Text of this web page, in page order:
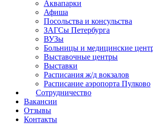
Аквапарки
Афиша
Посольства и консульства
ЗАГСы Петербурга
ВУЗы
Больницы и медицинские
Выставочные центры
Выставки
Расписания ж/д вокзалов
Расписание аэропорта Пулково
Сотрудничество
Вакансии
Отзывы
Контакты